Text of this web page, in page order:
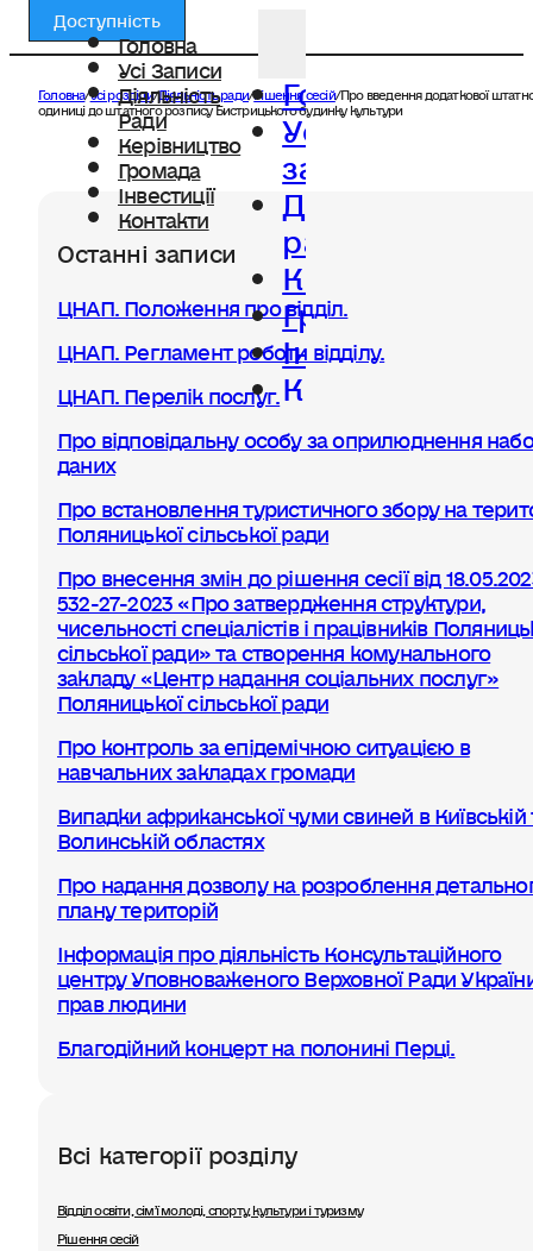
Головна
Усі Записи
Діяльність
Ради
Керівництво
Громада
Інвестиції
Контакти
Головна
Усі
записи
Діяльність
ради
Керівництво
Громада
Інвестиції
Контакти
Доступність
Головна/Усі розділи/Діяльність ради/Рішення сесій/Про введення додаткової
одиниці до штатного розпису Бистрицького будинку культури
Останні записи
ЦНАП. Положення про відділ.
ЦНАП. Регламент роботи відділу.
ЦНАП. Перелік послуг.
Про відповідальну особу за оприлюднення
даних
Про встановлення туристичного збору на
Поляницької сільської ради
Про внесення змін до рішення сесії від
532-27-2023 «Про затвердження структури,
чисельності спеціалістів і працівників
сільської ради» та створення комунального
закладу «Центр надання соціальних послуг»
Поляницької сільської ради
Про контроль за епідемічною ситуацією в
навчальних закладах громади
Випадки африканської чуми свиней в Київській
Волинській областях
Про надання дозволу на розроблення
плану територій
Інформація про діяльність Консультаційного
центру Уповноваженого Верховної Ради
прав людини
Благодійний концерт на полонині Перці.
Всі категорії розділу
Відділ освіти, сімʼї молоді, спорту, культури і туризму
Рішення сесій